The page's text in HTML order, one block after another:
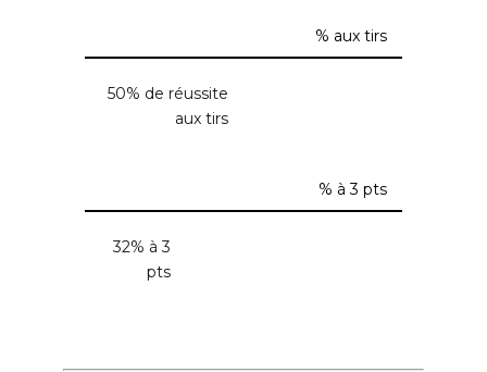
% aux tirs
50% de réussite
aux tirs
% à 3 pts
32% à 3
pts